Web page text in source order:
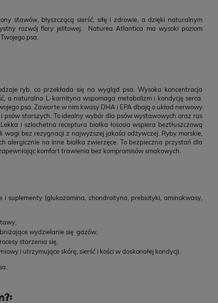
All Breed GrainFree Mono Insect,
sucha karma dla psów z insektami,
12 kg
zł
POWIADOM O DOSTĘPNOŚCI
YORA Light/
karma dla
410,00 zł
stawów, błyszczącą sierść, siłę i zdrowie, a dzięki naturalnym
rozwój flory jelitowej. Naturea Atlantica ma wysoki poziom
psa.
ryb, co przekłada się na wygląd psa. Wysoka koncentracja
a naturalna L-karnityna wspomaga metabolizm i kondycję serca.
psa. Zawarte w nim kwasy DHA i EPA dbają o układ nerwowy
starszych. To idealny wybór dla psów wystawowych oraz ras
i szlachetna receptura białka łososia wspiera beztłuszczową
bez rezygnacji z najwyższej jakości odżywczej. Ryby morskie,
alergicznie na inne białka zwierzęce. To bezpieczna przystań dla
komfort trawienia bez kompromisów smakowych.
suplementy (glukozamina, chondroityna, prebiotyki, aminokwasy,
wydzielanie się gazów,
starzenia się,
i utrzymujące skórę, sierść i kości w doskonałej kondycji.